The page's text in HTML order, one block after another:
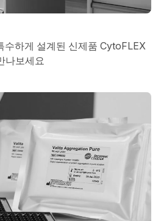
수하게 설계된 신제품 CytoFLEX
나보세요